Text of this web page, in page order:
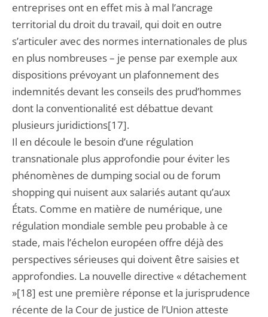
entreprises ont en effet mis à mal l’ancrage
territorial du droit du travail, qui doit en outre
s’articuler avec des normes internationales de plus
en plus nombreuses – je pense par exemple aux
dispositions prévoyant un plafonnement des
indemnités devant les conseils des prud’hommes
dont la conventionalité est débattue devant
plusieurs juridictions[17].
Il en découle le besoin d’une régulation
transnationale plus approfondie pour éviter les
phénomènes de dumping social ou de forum
shopping qui nuisent aux salariés autant qu’aux
États. Comme en matière de numérique, une
régulation mondiale semble peu probable à ce
stade, mais l’échelon européen offre déjà des
perspectives sérieuses qui doivent être saisies et
approfondies. La nouvelle directive « détachement
»[18] est une première réponse et la jurisprudence
récente de la Cour de justice de l’Union atteste